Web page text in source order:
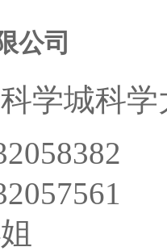
公司
学城科